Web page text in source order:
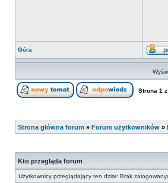
Góra
Strona 1 z
Strona główna forum » Forum użytkowników »
Kto przegląda forum
Użytkownicy przeglądający ten dział: Brak